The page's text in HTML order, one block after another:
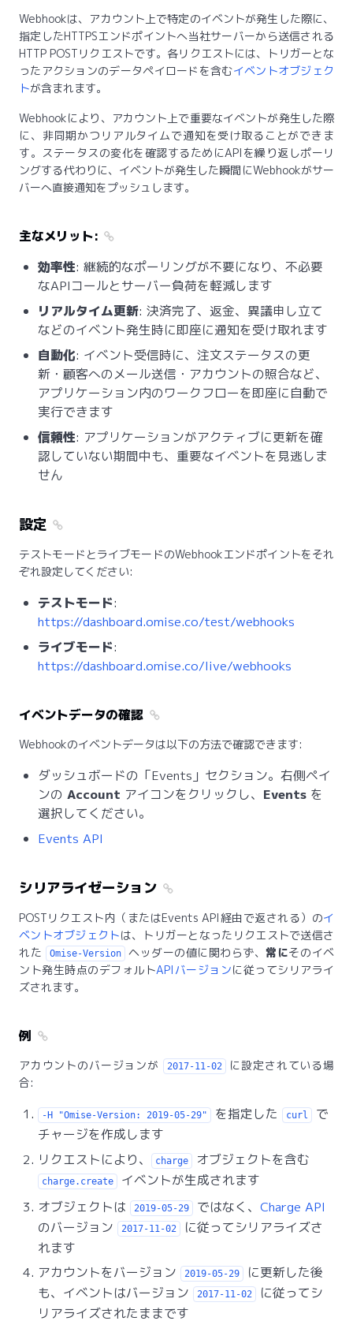
Webhookは、アカウント上で特定のイベントが発生した際に、
指定したHTTPSエンドポイントへ当社サーバーから送信される
HTTP POSTリクエストです。各リクエストには、トリガーとな
ったアクションのデータペイロードを含むイベントオブジェク
トが含まれます。
Webhookにより、アカウント上で重要なイベントが発生した際
に、非同期かつリアルタイムで通知を受け取ることができま
す。ステータスの変化を確認するためにAPIを繰り返しポーリ
ングする代わりに、イベントが発生した瞬間にWebhookがサー
バーへ直接通知をプッシュします。
主なメリット:
効率性: 継続的なポーリングが不要になり、不必要
なAPIコールとサーバー負荷を軽減します
リアルタイム更新: 決済完了、返金、異議申し立て
などのイベント発生時に即座に通知を受け取れます
自動化: イベント受信時に、注文ステータスの更
新・顧客へのメール送信・アカウントの照合など、
アプリケーション内のワークフローを即座に自動で
実行できます
信頼性: アプリケーションがアクティブに更新を確
認していない期間中も、重要なイベントを見逃しま
せん
設定
テストモードとライブモードのWebhookエンドポイントをそれ
ぞれ設定してください:
テストモード:
https://dashboard.omise.co/test/webhooks
ライブモード:
https://dashboard.omise.co/live/webhooks
イベントデータの確認
Webhookのイベントデータは以下の方法で確認できます:
ダッシュボードの「Events」セクション。右側ペイ
ンの Account アイコンをクリックし、 Events を
選択してください。
Events API
シリアライゼーション
POSTリクエスト内（またはEvents API経由で返される）のイ
ベントオブジェクトは、トリガーとなったリクエストで送信さ
れた
Omise-Version ヘッダーの値に関わらず、常にそのイベ
ント発生時点のデフォルトAPIバージョンに従ってシリアライ
ズされます。
例
アカウントのバージョンが 2017-11-02 に設定されている場
合:
-H "Omise-Version: 2019-05-29" を指定した curl
で
チャージを作成します
リクエストにより、
charge オブジェクトを含む
charge.create
イベントが生成されます
オブジェクトは
2019-05-29 ではなく、 Charge API
のバージョン
2017-11-02
に従ってシリアライズさ
れます
アカウントをバージョン
2019-05-29
に更新した後
も、イベントはバージョン
2017-11-02
に従ってシ
リアライズされたままです